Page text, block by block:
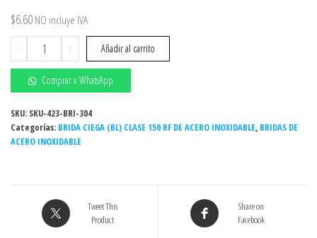
$6.60 NO incluye IVA
-
Brida
ciega
3/4"
150#
ASTM
A182
-
Grado
304/304L
cantidad
+ Añadir al carrito
Comprar x WhatsApp
SKU: SKU-423-BRI-304
Categorías: BRIDA CIEGA (BL) CLASE 150 RF DE ACERO INOXIDABLE, BRIDAS DE
ACERO INOXIDABLE
Tweet This
Product
Share on
Facebook